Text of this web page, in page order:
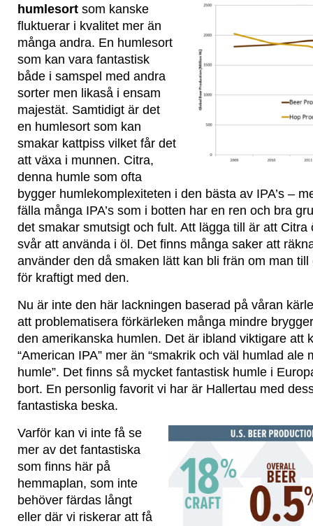
humlesort som kanske
fluktuerar i kvalitet mer än
många andra. En humlesort
som kan vara fantastisk
både i samspel med andra
sorter men likaså i ensam
majestät. Samtidigt är det
en humlesort som kan
smakar kattpiss vilket får det
att växa i munnen. Citra,
denna humle som ofta
bygger humlekomplexiteten i den bästa av IPA’s –
fälla många IPA’s som i botten har en ren och bra
det smakar smutsigt och fult. Att lägga till är att Citra
svår att använda i öl. Det finns många saker att
använder den då smaken lätt kan bli frän om man
för kraftigt med den.
Nu är inte den här lackningen baserad på våran
att problematisera förkärleken många mindre
den amerikanska humlen. Det är ibland viktigare att
“American IPA” mer än “smakrik och väl humlad ale
humle”. Det finns så mycket fantastisk humle i
bort. En personlig favorit vi har är Hallertau med
fantastiska beska.
Varför kan vi inte få se
mer av det fantastiska
som finns här på
hemmaplan, som inte
behöver färdas långt
eller där vi riskerar att få